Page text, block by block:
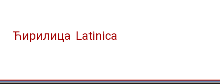
Ћирилица Latinica